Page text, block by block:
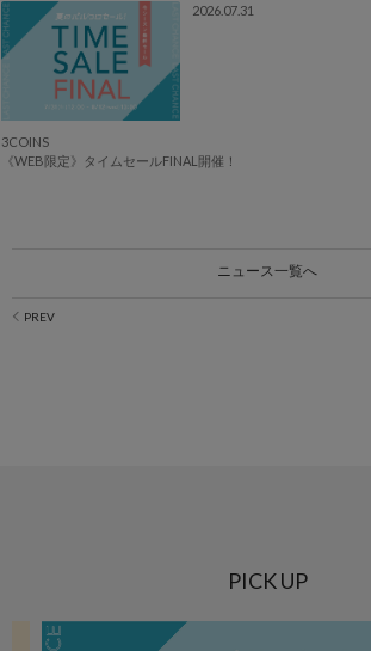
2026.07.31
3COINS
《WEB限定》タイムセールFINAL開催！
ニュース一覧へ
PICK UP